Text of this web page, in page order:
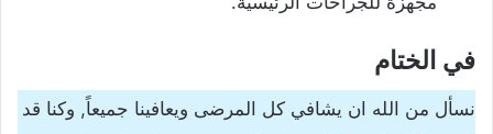
في الختام
نسأل من الله ان يشافي كل المرضى ويعافينا جميعاً, وكنا قد